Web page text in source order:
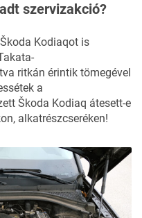
szervizakció?
Kodiaqot is
ritkán érintik tömegével
a
Škoda Kodiaq átesett-e
alkatrészcseréken!